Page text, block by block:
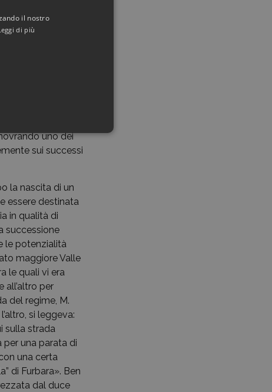
designato
per far
che andava
caro camerata».
assunto,
ideata da
uno dei
sui successi
la nascita di un
essere destinata
in qualità di
successione
le potenzialità
maggiore Valle
le quali vi era
per
del regime, M.
si leggeva:
sulla strada
per una parata di
una certa
di Furbara». Ben
dal duce
il nostro
di più